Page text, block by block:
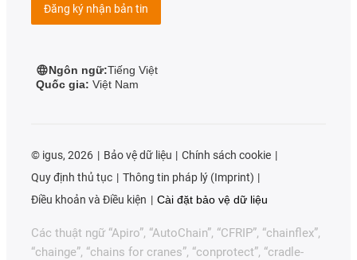
Đăng ký nhận bản tin
Ngôn ngữ:Tiếng Việt
Quốc gia: Việt Nam
© igus, 2026 Bảo vệ dữ liệu
Chính sách cookie
Quy định thủ tục
Thông tin pháp lý (Imprint)
Điều khoản và Điều kiện
Cài đặt bảo vệ dữ liệu
Các thuật ngữ “Apiro”, “AutoChain”, “CFRIP”, “chainflex”,
“chainge”, “chains for cranes”, “conprotect”, “cradle-